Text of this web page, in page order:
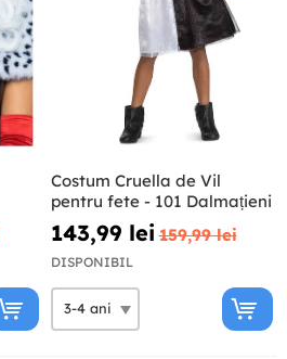
Costum Cruella de Vil
pentru fete - 101 Dalmațieni
143,99 lei 159,99 lei
DISPONIBIL